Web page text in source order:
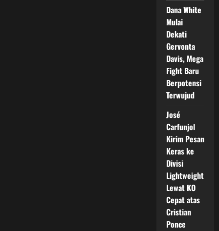
Dana White
Mulai
Dekati
Gervonta
Davis, Mega
Fight Baru
Berpotensi
Terwujud
José
Carfunjol
Kirim Pesan
Keras ke
Divisi
Lightweight
Lewat KO
Cepat atas
Cristian
Ponce